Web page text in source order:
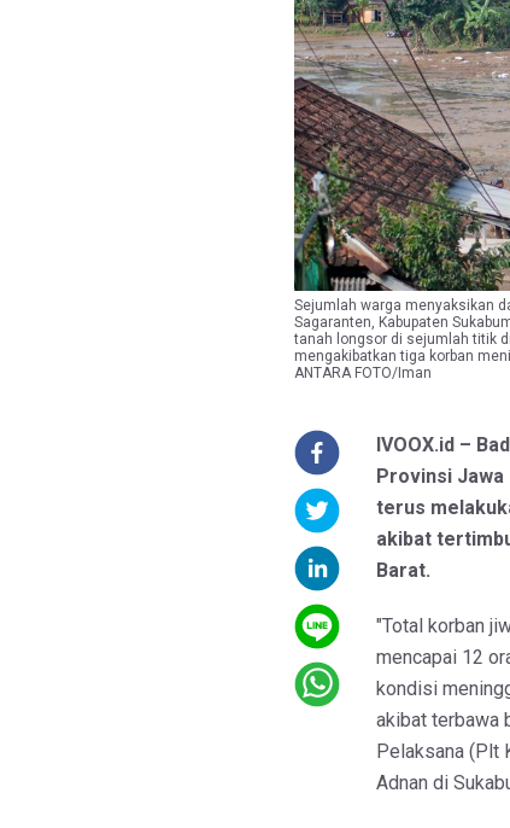
Sejumlah warga menyaksikan
Sagaranten, Kabupaten
tanah longsor di sejumlah titik
mengakibatkan tiga korban
ANTARA FOTO/Iman
IVOOX.id –
Provinsi
terus
akibat
Barat.
"Total korban
mencapai 12
kondisi
akibat terbawa
Pelaksana (Plt
Adnan di